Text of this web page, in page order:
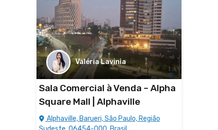
Valéria Lavinia
Sala Comercial à Venda – Alpha
Square Mall | Alphaville
Alphaville, Barueri, São Paulo, Região